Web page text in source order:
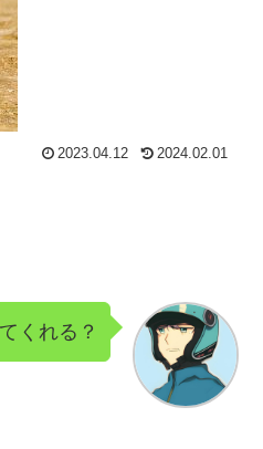
2023.04.12 2024.02.01
くれる？